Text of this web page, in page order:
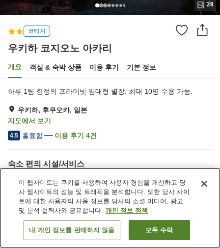
28
코티지
우키하 코지오노 아카리
개요 객실 & 숙박 상품 이용 후기 기본 정보
하루 1팀 한정의 프라이빗 임대형 별장. 최대 10명 수용 가능.
우키하, 후쿠오카, 일본
지도에서 보기
4.5 훌륭함 이용 후기 4건
숙소 편의 시설/서비스
주차장
제트 욕조
공용 부엌
일본 후쿠오카 우키하 우키하 코지오노 아카리
객실 보기
이 웹사이트는 쿠키를 사용하여 사용자 경험을 개선하고 당
사 웹사이트의 성능 및 트래픽을 분석합니다. 또한 당사 사이
트에 대한 사용자의 사용 정보를 당사의 소셜 미디어, 광고
및 분석 협력사와 공유합니다. 개인 정보 정책
내 개인 정보를 판매하지 않음 모두 수락